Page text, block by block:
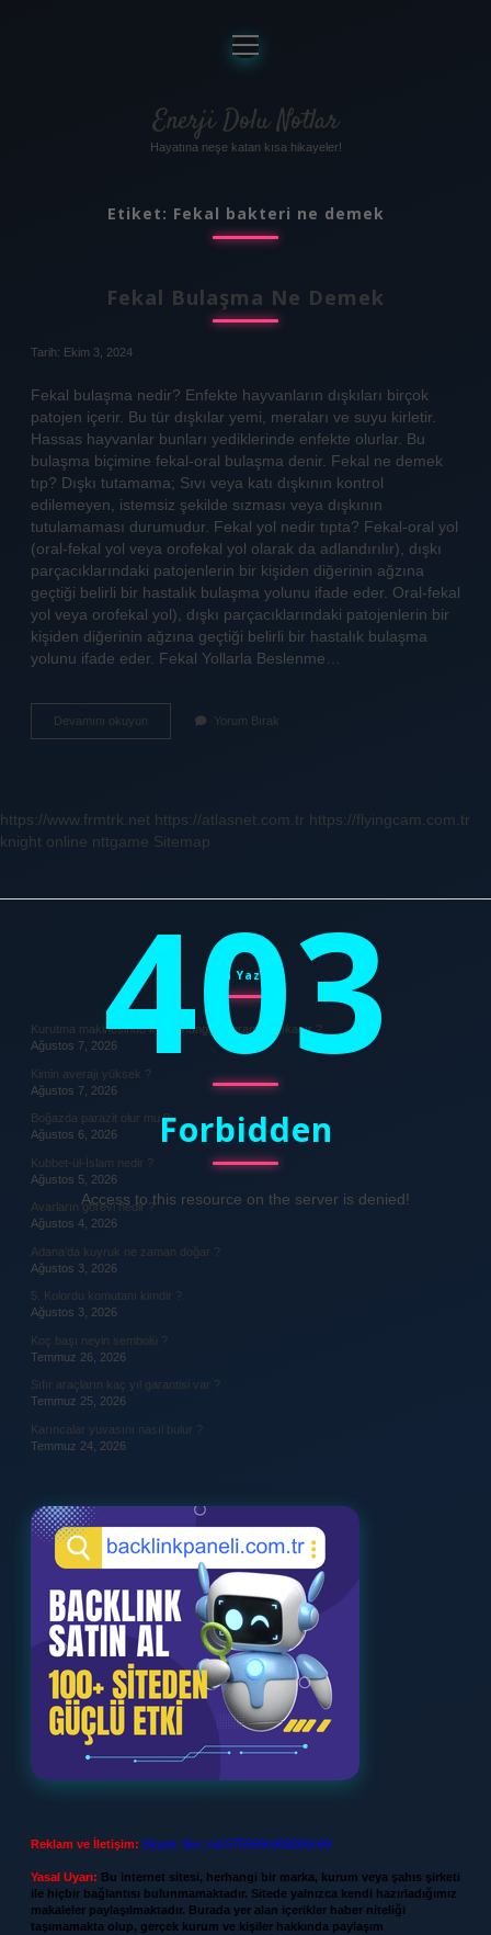
Anasayfa
Gizlilik Politikası
Yasal Uyarı
menüyü
aç
Enerji Dolu Notlar
Hayatına neşe katan kısa hikayeler!
Etiket: Fekal bakteri ne demek
Fekal Bulaşma Ne Demek
Tarih: Ekim 3, 2024
Fekal bulaşma nedir? Enfekte hayvanların dışkıları birçok
patojen içerir. Bu tür dışkılar yemi, meraları ve suyu kirletir.
Hassas hayvanlar bunları yediklerinde enfekte olurlar. Bu
bulaşma biçimine fekal-oral bulaşma denir. Fekal ne demek
tıp? Dışkı tutamama; Sıvı veya katı dışkının kontrol
edilemeyen, istemsiz şekilde sızması veya dışkının
tutulamaması durumudur. Fekal yol nedir tıpta? Fekal-oral yol
(oral-fekal yol veya orofekal yol olarak da adlandırılır), dışkı
parçacıklarındaki patojenlerin bir kişiden diğerinin ağzına
geçtiği belirli bir hastalık bulaşma yolunu ifade eder. Oral-fekal
yol veya orofekal yol), dışkı parçacıklarındaki patojenlerin bir
kişiden diğerinin ağzına geçtiği belirli bir hastalık bulaşma
yolunu ifade eder. Fekal Yollarla Beslenme…
Devamını okuyun
Bulaşma
Yorum Bırak
https://www.frmtrk.net https://atlasnet.com.tr https://flyingcam.com.tr
knight online nttgame Sitemap
Sidebar Son Yazılar
Kurutma makinesinde kotlar hangi programda yıkanır ?
Ağustos 7, 2026
Kimin averajı yüksek ?
Ağustos 7, 2026
Boğazda parazit olur mu ?
Ağustos 6, 2026
Kubbet-ül-İslam nedir ?
Ağustos 5, 2026
Avarların görevi nedir ?
Ağustos 4, 2026
Adana’da kuyruk ne zaman doğar ?
Ağustos 3, 2026
5. Kolordu komutanı kimdir ?
Ağustos 3, 2026
Koç başı neyin sembolü ?
Temmuz 26, 2026
Sıfır araçların kaç yıl garantisi var ?
Temmuz 25, 2026
Karıncalar yuvasını nasıl bulur ?
Temmuz 24, 2026
Reklam ve İletişim: Skype: live:.cid.575569c608265c69
Yasal Uyarı: Bu internet sitesi, herhangi bir marka, kurum veya şahıs şirketi
ile hiçbir bağlantısı bulunmamaktadır. Sitede yalnızca kendi hazırladığımız
makaleler paylaşılmaktadır. Burada yer alan içerikler haber niteliği
taşımamakta olup, gerçek kurum ve kişiler hakkında paylaşım
403
Forbidden
Access to this resource on the server is denied!